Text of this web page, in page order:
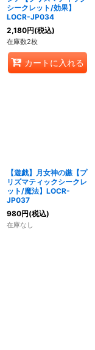
シークレット/効果】
LOCR-JP034
2,180円(税込)
在庫数2枚
カートに入れる
【遊戯】月女神の鏃【プ
リズマティックシークレ
ット/魔法】LOCR-
JP037
980円(税込)
在庫なし